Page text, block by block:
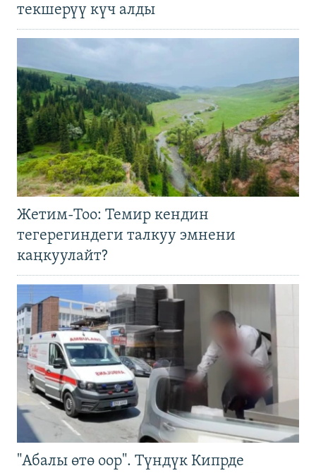
текшерүү күч алды
Жетим-Тоо: Темир кендин
тегерегиндеги талкуу эмнени
каңкуулайт?
"Абалы өтө оор". Түндүк Кипрде